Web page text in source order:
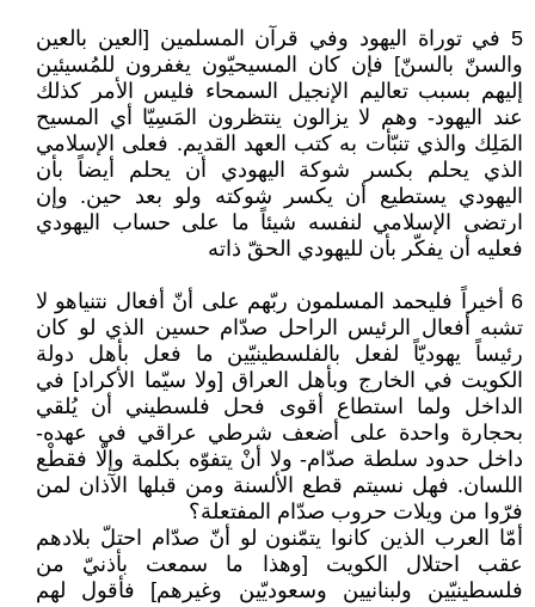
5 في توراة اليهود وفي قرآن المسلمين [العين بالعين
والسنّ بالسنّ] فإن كان المسيحيّون يغفرون للمُسيئين
إليهم بسبب تعاليم الإنجيل السمحاء فليس الأمر كذلك
عند اليهود- وهم لا يزالون ينتظرون المَسِيّا أي المسيح
المَلِك والذي تنبّأت به كتب العهد القديم. فعلى الإسلامي
الذي يحلم بكسر شوكة اليهودي أن يحلم أيضاً بأن
اليهودي يستطيع أن يكسر شوكته ولو بعد حين. وإن
ارتضى الإسلامي لنفسه شيئاً ما على حساب اليهودي
فعليه أن يفكّر بأن لليهودي الحقّ ذاته
6 أخيراً فليحمد المسلمون ربّهم على أنّ أفعال نتنياهو لا
تشبه أفعال الرئيس الراحل صدّام حسين الذي لو كان
رئيساً يهوديّاً لفعل بالفلسطينيّين ما فعل بأهل دولة
الكويت في الخارج وبأهل العراق [ولا سيّما الأكراد] في
الداخل ولما استطاع أقوى فحل فلسطيني أن يُلقي
بحجارة واحدة على أضعف شرطي عراقي في عهده-
داخل حدود سلطة صدّام- ولا أنْ يتفوّه بكلمة وإلّا فقطْع
اللسان. فهل نسيتم قطع الألسنة ومن قبلها الآذان لمن
فرّوا من ويلات حروب صدّام المفتعلة؟
أمّا العرب الذين كانوا يتمّنون لو أنّ صدّام احتلّ بلادهم
عقب احتلال الكويت [وهذا ما سمعت بأذنيّ من
فلسطينيّين ولبنانيين وسعوديّين وغيرهم] فأقول لهم